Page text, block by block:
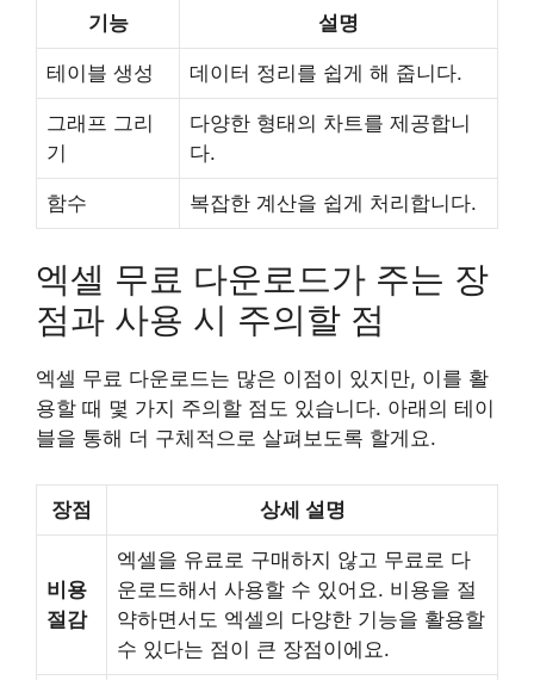
기능 설명
테이블 생성 데이터 정리를 쉽게 해 줍니다.
그래프 그리
기
다양한 형태의 차트를 제공합니
다.
함수 복잡한 계산을 쉽게 처리합니다.
엑셀 무료 다운로드가 주는 장
점과 사용 시 주의할 점
엑셀 무료 다운로드는 많은 이점이 있지만, 이를 활
용할 때 몇 가지 주의할 점도 있습니다. 아래의 테이
블을 통해 더 구체적으로 살펴보도록 할게요.
장점 상세 설명
비용
절감
엑셀을 유료로 구매하지 않고 무료로 다
운로드해서 사용할 수 있어요. 비용을 절
약하면서도 엑셀의 다양한 기능을 활용할
수 있다는 점이 큰 장점이에요.